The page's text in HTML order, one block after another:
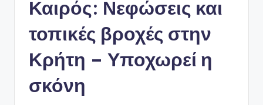
Καιρός: Νεφώσεις και
τοπικές βροχές στην
Κρήτη – Υποχωρεί η
σκόνη